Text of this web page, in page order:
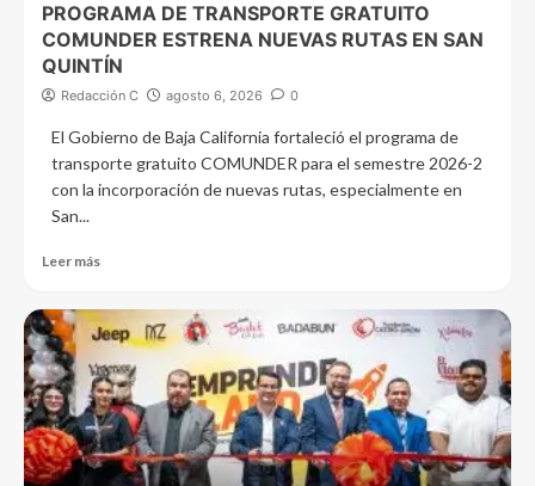
PROGRAMA DE TRANSPORTE GRATUITO
COMUNDER ESTRENA NUEVAS RUTAS EN SAN
QUINTÍN
Redacción C agosto 6, 2026 0
El Gobierno de Baja California fortaleció el programa de
transporte gratuito COMUNDER para el semestre 2026-2
con la incorporación de nuevas rutas, especialmente en
San...
Leer más